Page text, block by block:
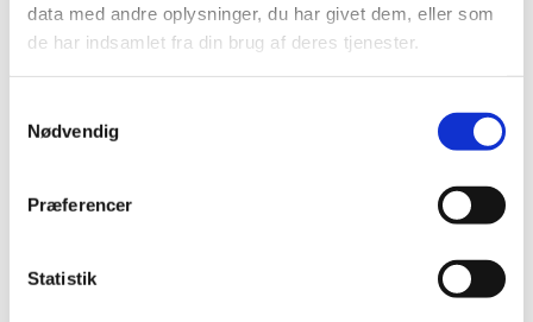
data med andre oplysninger, du har givet dem, eller som
de har indsamlet fra din brug af deres tjenester.
Nødvendig
Præferencer
Statistik
Skil dig ud på messen og få vakt